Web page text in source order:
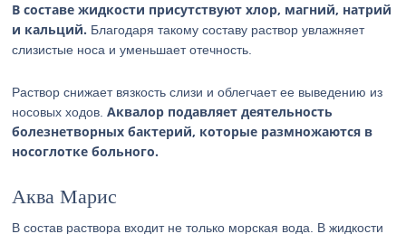
В составе жидкости присутствуют хлор, магний, натрий
и кальций. Благодаря такому составу раствор увлажняет
слизистые носа и уменьшает отечность.
Раствор снижает вязкость слизи и облегчает ее выведению из
носовых ходов.Аквалор подавляет деятельность
болезнетворных бактерий, которые размножаются в
носоглотке больного.
Аква Марис
В состав раствора входит не только морская вода. В жидкости